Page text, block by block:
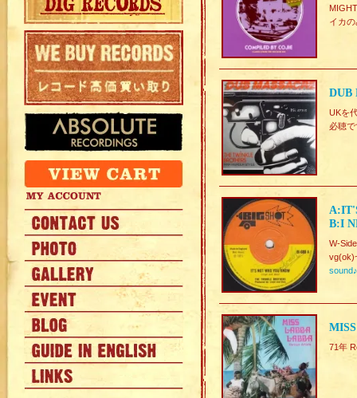
イカ
DUB
UKを
必聴
B:I
W-
sound♪
71年